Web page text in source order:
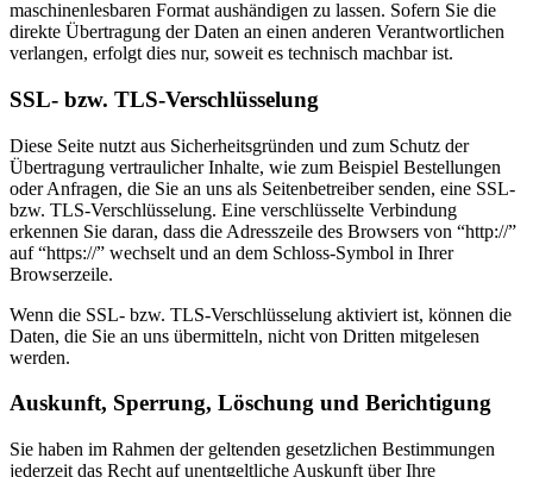
maschinenlesbaren Format aushändigen zu lassen. Sofern Sie die
direkte Übertragung der Daten an einen anderen Verantwortlichen
verlangen, erfolgt dies nur, soweit es technisch machbar ist.
SSL- bzw. TLS-Verschlüsselung
Diese Seite nutzt aus Sicherheitsgründen und zum Schutz der
Übertragung vertraulicher Inhalte, wie zum Beispiel Bestellungen
oder Anfragen, die Sie an uns als Seitenbetreiber senden, eine SSL-
bzw. TLS-Verschlüsselung. Eine verschlüsselte Verbindung
erkennen Sie daran, dass die Adresszeile des Browsers von “http://”
auf “https://” wechselt und an dem Schloss-Symbol in Ihrer
Browserzeile.
Wenn die SSL- bzw. TLS-Verschlüsselung aktiviert ist, können die
Daten, die Sie an uns übermitteln, nicht von Dritten mitgelesen
werden.
Auskunft, Sperrung, Löschung und Berichtigung
Sie haben im Rahmen der geltenden gesetzlichen Bestimmungen
jederzeit das Recht auf unentgeltliche Auskunft über Ihre